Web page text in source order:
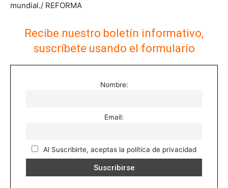
mundial./ REFORMA
Recibe nuestro boletín informativo,
suscríbete usando el formulario
Nombre:
Email:
Al Suscribirte, aceptas la política de privacidad